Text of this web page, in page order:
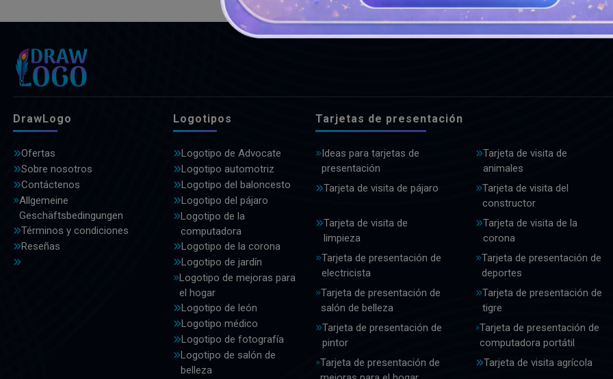
DrawLogo
Ofertas
Sobre nosotros
Contáctenos
Allgemeine
Geschäftsbedingungen
Términos y condiciones
Reseñas
Logotipos
Logotipo de Advocate
Logotipo automotriz
Logotipo del baloncesto
Logotipo del pájaro
Logotipo de la
computadora
Logotipo de la corona
Logotipo de jardín
Logotipo de mejoras para
el hogar
Logotipo de león
Logotipo médico
Logotipo de fotografía
Logotipo de salón de
belleza
Tarjetas de presentación
Ideas para tarjetas de
presentación
Tarjeta de visita de
animales
Tarjeta de visita de pájaro
Tarjeta de visita del
constructor
Tarjeta de visita de
limpieza
Tarjeta de visita de la
corona
Tarjeta de presentación de
electricista
Tarjeta de presentación de
deportes
Tarjeta de presentación de
salón de belleza
Tarjeta de presentación de
tigre
Tarjeta de presentación de
pintor
Tarjeta de presentación de
computadora portátil
Tarjeta de presentación de
Tarjeta de visita agrícola